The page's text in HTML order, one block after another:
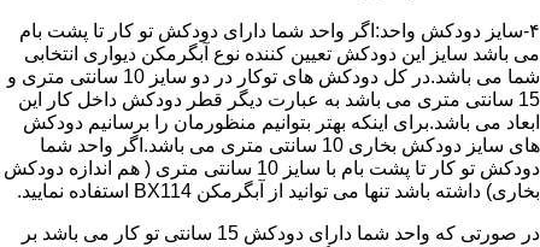
۴-سایز دودکش واحد:اگر واحد شما دارای دودکش تو کار تا پشت بام
می باشد سایز این دودکش تعیین کننده نوع آبگرمکن دیواری انتخابی
شما می باشد.در کل دودکش های توکار در دو سایز 10 سانتی متری و
15 سانتی متری می باشد به عبارت دیگر قطر دودکش داخل کار این
ابعاد می باشد.برای اینکه بهتر بتوانیم منظورمان را برسانیم دودکش
های سایز دودکش بخاری 10 سانتی متری می باشد.اگر واحد شما
دودکش تو کار تا پشت بام با سایز 10 سانتی متری ( هم اندازه دودکش
بخاری) داشته باشد تنها می توانید از آبگرمکن BX114 استفاده نمایید.
در صورتی که واحد شما دارای دودکش 15 سانتی تو کار می باشد بر